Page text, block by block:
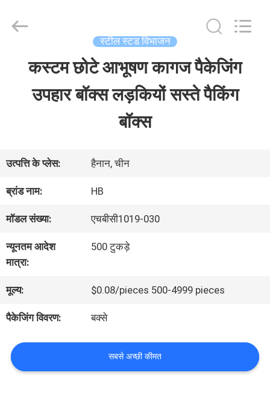
हमारे
बारे
में
कारखाना
भ्रमण
नियंत्रण
स्टील स्टड विभाजन
कस्टम छोटे आभूषण कागज पैकेजिंग
उपहार बॉक्स लड़कियों सस्ते पैकिंग
बॉक्स
उत्पत्ति के प्लेस: हैनान, चीन
ब्रांड नाम: HB
मॉडल संख्या: एचबीसी1019-030
न्यूनतम आदेश
मात्रा:
500 टुकड़े
मूल्य: $0.08/pieces 500-4999 pieces
पैकेजिंग विवरण: बक्से
सबसे अच्छी कीमत